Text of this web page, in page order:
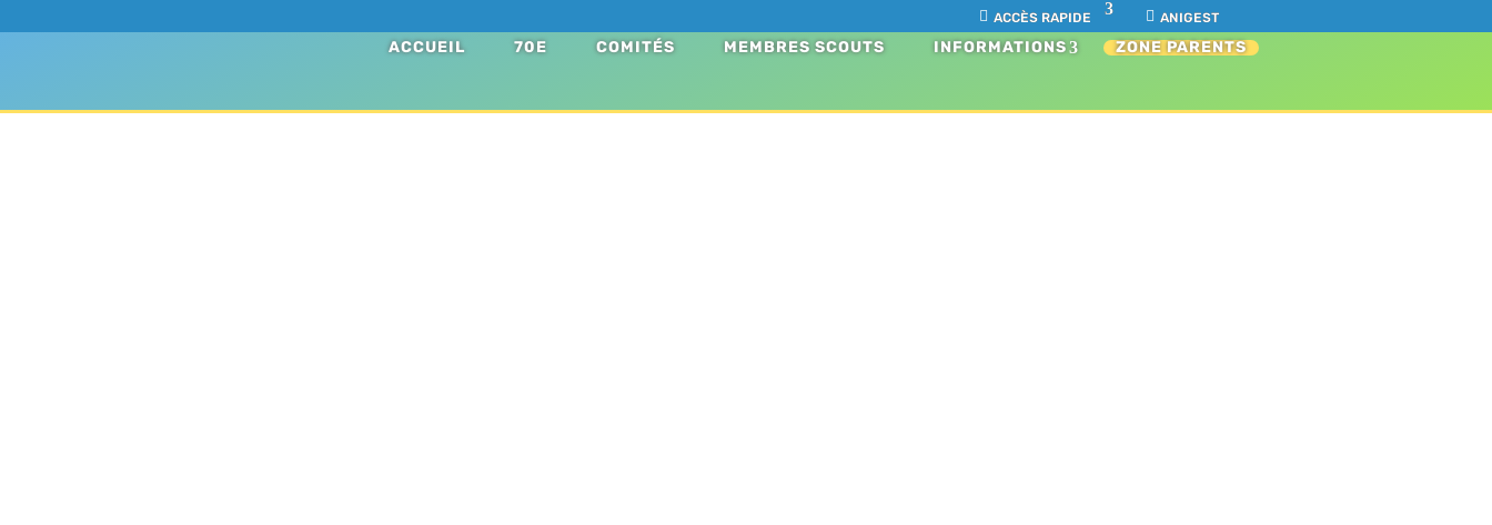
ACCÈS RAPIDE ANIGEST
ACCUEIL 70E COMITÉS MEMBRES SCOUTS INFORMATIONS ZONE PARENTS